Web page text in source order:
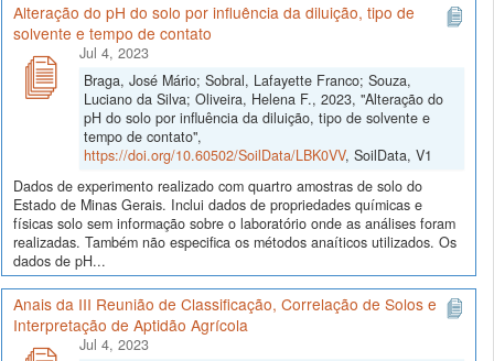
Alteração do pH do solo por influência da diluição, tipo de
solvente e tempo de contato
Jul 4, 2023
Braga, José Mário; Sobral, Lafayette Franco; Souza,
Luciano da Silva; Oliveira, Helena F., 2023, "Alteração do
pH do solo por influência da diluição, tipo de solvente e
tempo de contato",
https://doi.org/10.60502/SoilData/LBK0VV, SoilData, V1
Dados de experimento realizado com quartro amostras de solo do
Estado de Minas Gerais. Inclui dados de propriedades químicas e
físicas solo sem informação sobre o laboratório onde as análises foram
realizadas. Também não especifica os métodos anaíticos utilizados. Os
dados de pH...
Anais da III Reunião de Classificação, Correlação de Solos e
Interpretação de Aptidão Agrícola
Jul 4, 2023